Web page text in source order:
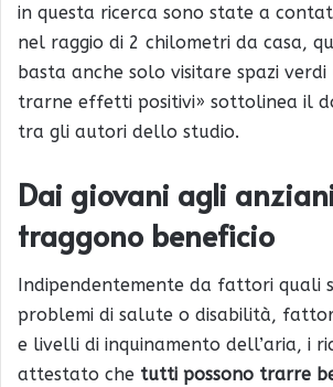
in questa ricerca sono state a
nel raggio di 2 chilometri da casa,
basta anche solo visitare spazi
trarne effetti positivi» sottolinea il
tra gli autori dello studio.
Dai giovani agli
traggono beneficio
Indipendentemente da fattori quali
problemi di salute o disabilità,
e livelli di inquinamento dell’aria, i
attestato che tutti possono trarre